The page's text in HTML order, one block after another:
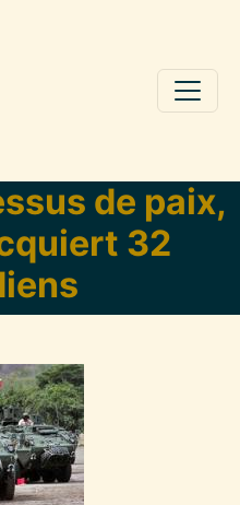
de paix,
32